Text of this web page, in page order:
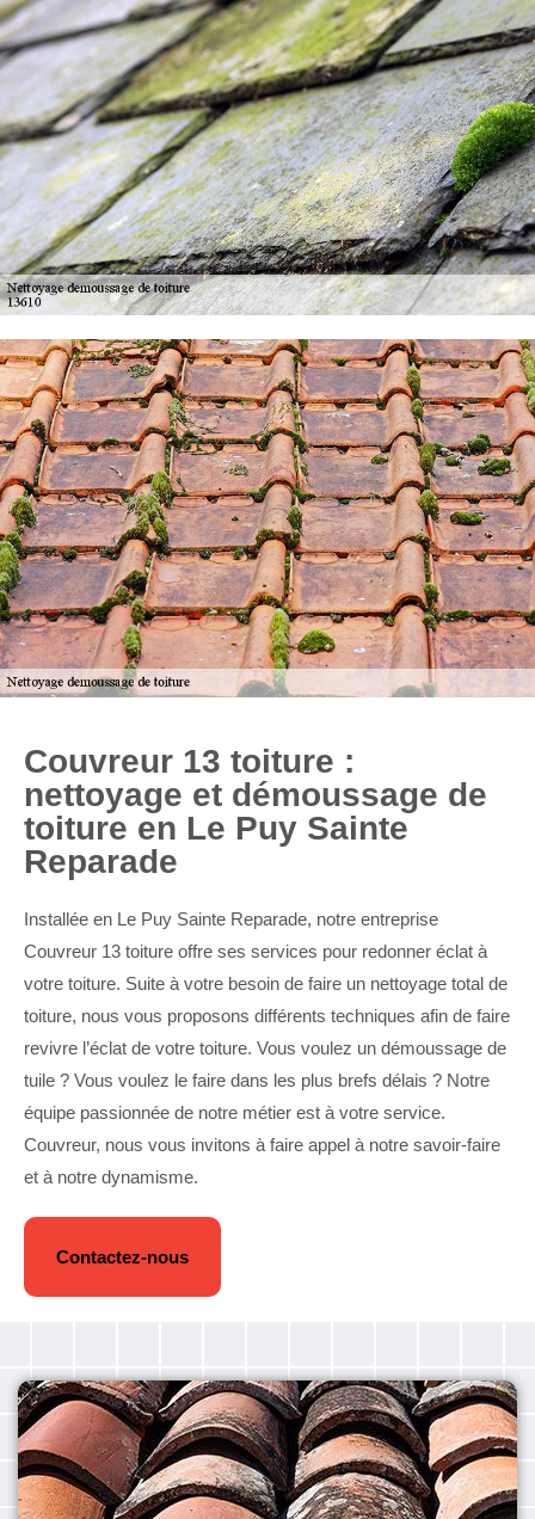
Couvreur 13 toiture :
nettoyage et démoussage de
toiture en Le Puy Sainte
Reparade
Installée en Le Puy Sainte Reparade, notre entreprise
Couvreur 13 toiture offre ses services pour redonner éclat à
votre toiture. Suite à votre besoin de faire un nettoyage total de
toiture, nous vous proposons différents techniques afin de faire
revivre l’éclat de votre toiture. Vous voulez un démoussage de
tuile ? Vous voulez le faire dans les plus brefs délais ? Notre
équipe passionnée de notre métier est à votre service.
Couvreur, nous vous invitons à faire appel à notre savoir-faire
et à notre dynamisme.
Contactez-nous